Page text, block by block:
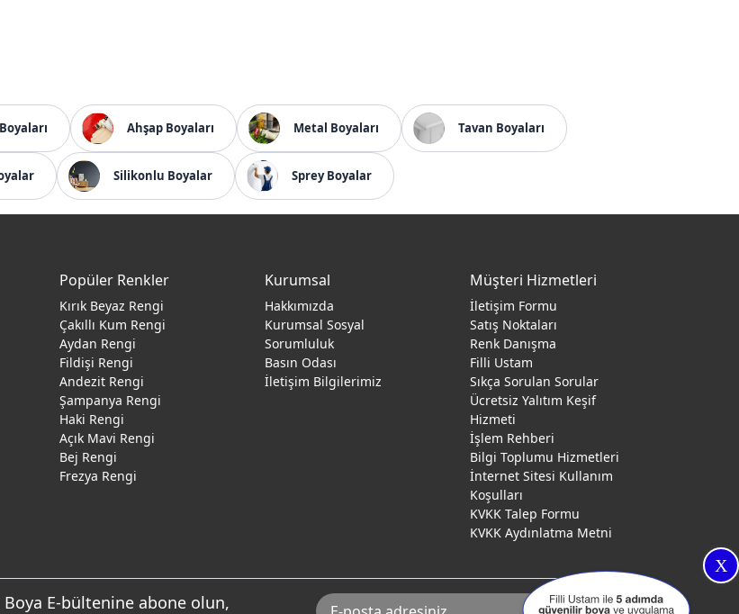
Ahşap Boyaları Metal Boyaları Tavan Boyaları
Silikonlu Boyalar Sprey Boyalar
X
Popüler Renkler
Kırık Beyaz Rengi
Çakıllı Kum Rengi
Aydan Rengi
Fildişi Rengi
Andezit Rengi
Şampanya Rengi
Haki Rengi
Açık Mavi Rengi
Bej Rengi
Frezya Rengi
Kurumsal
Hakkımızda
Kurumsal Sosyal
Sorumluluk
Basın Odası
İletişim Bilgilerimiz
Müşteri Hizmetleri
İletişim Formu
Satış Noktaları
Renk Danışma
Filli Ustam
Sıkça Sorulan Sorular
Ücretsiz Yalıtım Keşif
Hizmeti
İşlem Rehberi
Bilgi Toplumu Hizmetleri
İnternet Sitesi Kullanım
Koşulları
KVKK Talep Formu
KVKK Aydınlatma Metni
Boya E-bültenine abone olun,